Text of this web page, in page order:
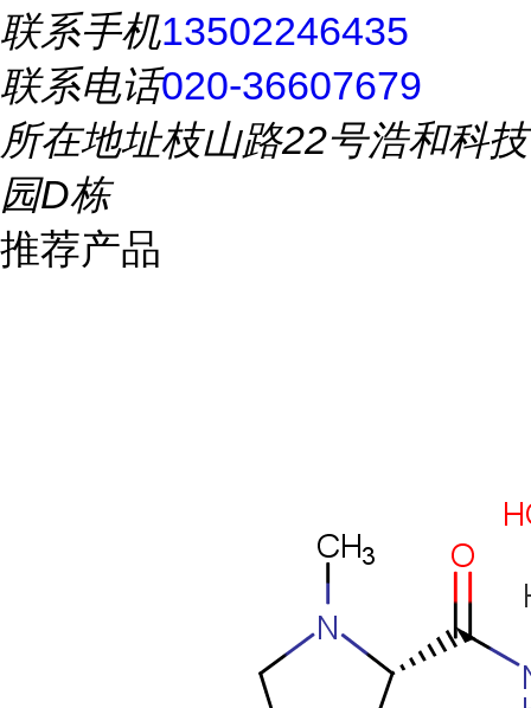
联系手机13502246435
联系电话020-36607679
所在地址枝山路22号浩和科技
园D栋
推荐产品